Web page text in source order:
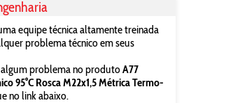
equipe técnica altamente treinada
problema técnico em seus
algum problema no produtoA77
95°C Rosca M22x1,5 Métrica Termo-
no link abaixo.